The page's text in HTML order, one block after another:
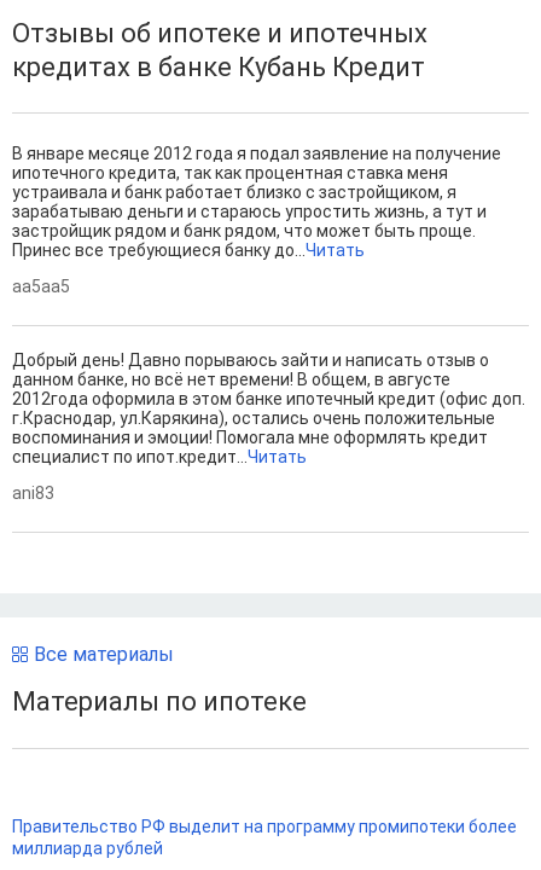
Отзывы об ипотеке и ипотечных
кредитах в банке Кубань Кредит
В январе месяце 2012 года я подал заявление на получение
ипотечного кредита, так как процентная ставка меня
устраивала и банк работает близко с застройщиком, я
зарабатываю деньги и стараюсь упростить жизнь, а тут и
застройщик рядом и банк рядом, что может быть проще.
Принес все требующиеся банку до...Читать
aa5aa5
Добрый день! Давно порываюсь зайти и написать отзыв о
данном банке, но всё нет времени! В общем, в августе
2012года оформила в этом банке ипотечный кредит (офис доп.
г.Краснодар, ул.Карякина), остались очень положительные
воспоминания и эмоции! Помогала мне оформлять кредит
специалист по ипот.кредит...Читать
ani83
Все материалы
Материалы по ипотеке
Правительство РФ выделит на программу промипотеки более
миллиарда рублей